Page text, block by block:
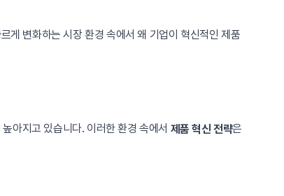
게 변화하는 시장 환경 속에서 왜 기업이 혁신적인 제품
아지고 있습니다. 이러한 환경 속에서 제품 혁신 전략은